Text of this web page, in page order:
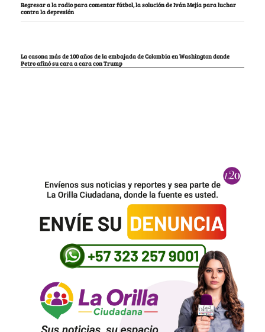
Regresar a la radio para comentar fútbol, la solución de Iván Mejía para luchar
contra la depresión
La casona más de 100 años de la embajada de Colombia en Washington donde
Petro afinó su cara a cara con Trump